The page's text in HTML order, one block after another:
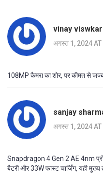
vinay
अगस्त 1, 2024
108MP कैमरा का शोर, पर कीमत से
sanjay
अगस्त 1, 2024
Snapdragon 4 Gen 2 AE 4nm
बैटरी और 33W फास्ट चार्जिंग, यही मुख्य